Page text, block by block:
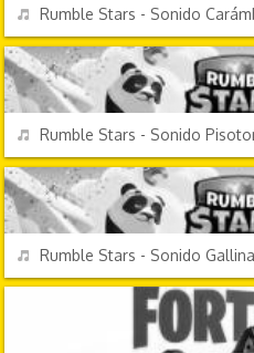
REPRODUCIR
Rumble Stars - Sonido
REPRODUCIR
Rumble Stars - Sonido
REPRODUCIR
Rumble Stars - Sonido